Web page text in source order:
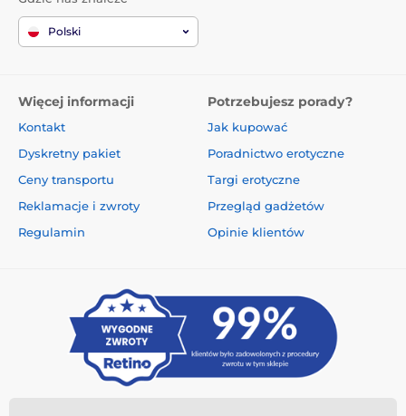
Polski
Więcej informacji
Kontakt
Dyskretny pakiet
Ceny transportu
Reklamacje i zwroty
Regulamin
Potrzebujesz porady?
Jak kupować
Poradnictwo erotyczne
Targi erotyczne
Przegląd gadżetów
Opinie klientów